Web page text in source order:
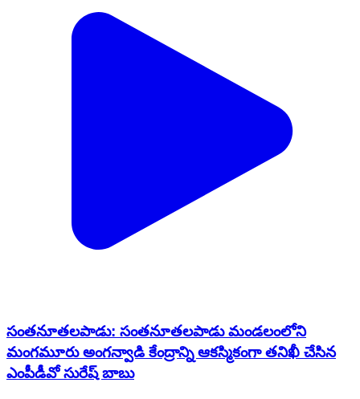
సంతనూతలపాడు: సంతనూతలపాడు మండలంలోని
మంగమూరు అంగన్వాడి కేంద్రాన్ని ఆకస్మికంగా తనిఖీ చేసిన
ఎంపీడీవో సురేష్ బాబు